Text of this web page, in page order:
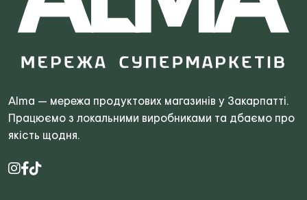
Alma — мережа продуктових магазинів у Закарпатті.
Працюємо з локальними виробниками та дбаємо про
якість щодня.